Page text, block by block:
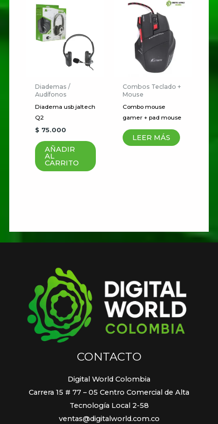
Nombre*
Guardar mi nombre, correo
electrónico y sitio web en este
navegador para la próxima vez
que haga un comentario.
Diademas /
Audífonos
Diadema usb jaltech
Q2
$ 75.000
AÑADIR
AL
CARRITO
Combos Teclado +
Mouse
Combo mouse
gamer + pad mouse
LEER MÁS
CONTACTO
Digital World Colombia
Carrera 15 # 77 – 05 Centro Comercial de Alta
Tecnología Local 2-58
ventas@digitalworld.com.co